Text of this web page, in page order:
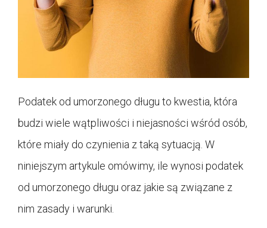
Podatek od umorzonego długu to kwestia, która
budzi wiele wątpliwości i niejasności wśród osób,
które miały do czynienia z taką sytuacją. W
niniejszym artykule omówimy, ile wynosi podatek
od umorzonego długu oraz jakie są związane z
nim zasady i warunki.